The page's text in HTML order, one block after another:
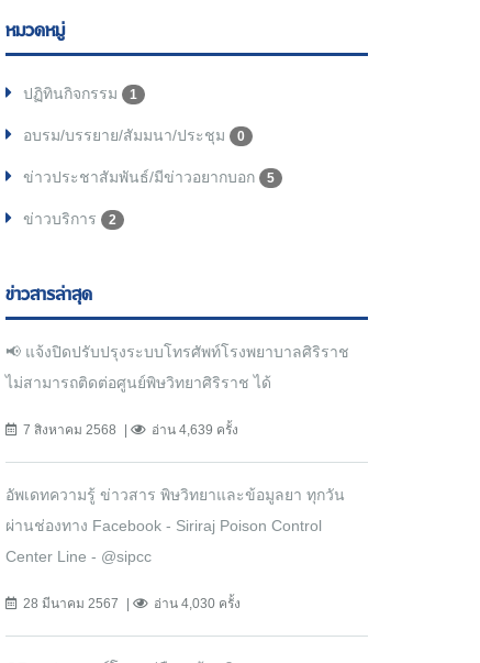
หมวดหมู่
ปฏิทินกิจกรรม 1
อบรม/บรรยาย/สัมมนา/ประชุม 0
ข่าวประชาสัมพันธ์/มีข่าวอยากบอก 5
ข่าวบริการ 2
ข่าวสารล่าสุด
📢 แจ้งปิดปรับปรุงระบบโทรศัพท์โรงพยาบาลศิริราช
ไม่สามารถติดต่อศูนย์พิษวิทยาศิริราช ได้
7 สิงหาคม 2568 อ่าน 4,639 ครั้ง
อัพเดทความรู้ ข่าวสาร พิษวิทยาและข้อมูลยา ทุกวัน
ผ่านช่องทาง Facebook - Siriraj Poison Control
Center Line - @sipcc
28 มีนาคม 2567 อ่าน 4,030 ครั้ง